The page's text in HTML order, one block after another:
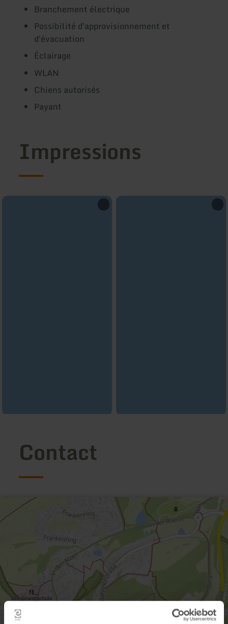
Branchement électrique
Possibilité d'approvisionnement et
d'évacuation
Éclairage
WLAN
Chiens autorisés
Payant
Impressions
Contact